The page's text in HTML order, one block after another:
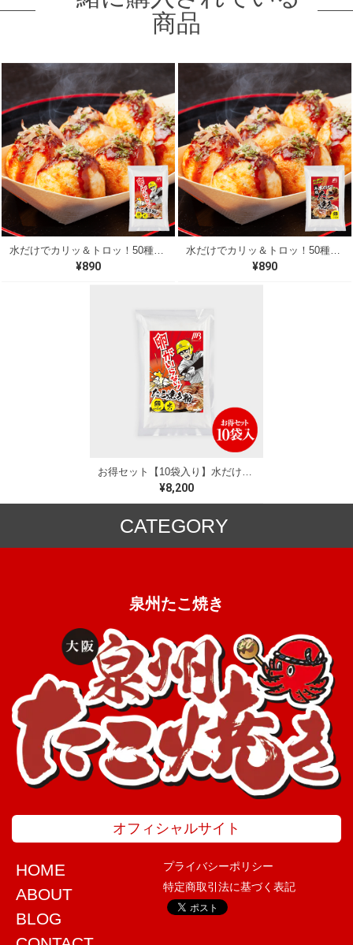
商品
¥890 ¥890
お得セット【10袋入り】水だけでできる！たこ焼きミックス粉
¥8,200
CATEGORY
ミックス粉 冷凍食品
泉州たこ焼き
オフィシャルサイト
HOME
ABOUT
BLOG
プライバシーポリシー
特定商取引法に基づく表記